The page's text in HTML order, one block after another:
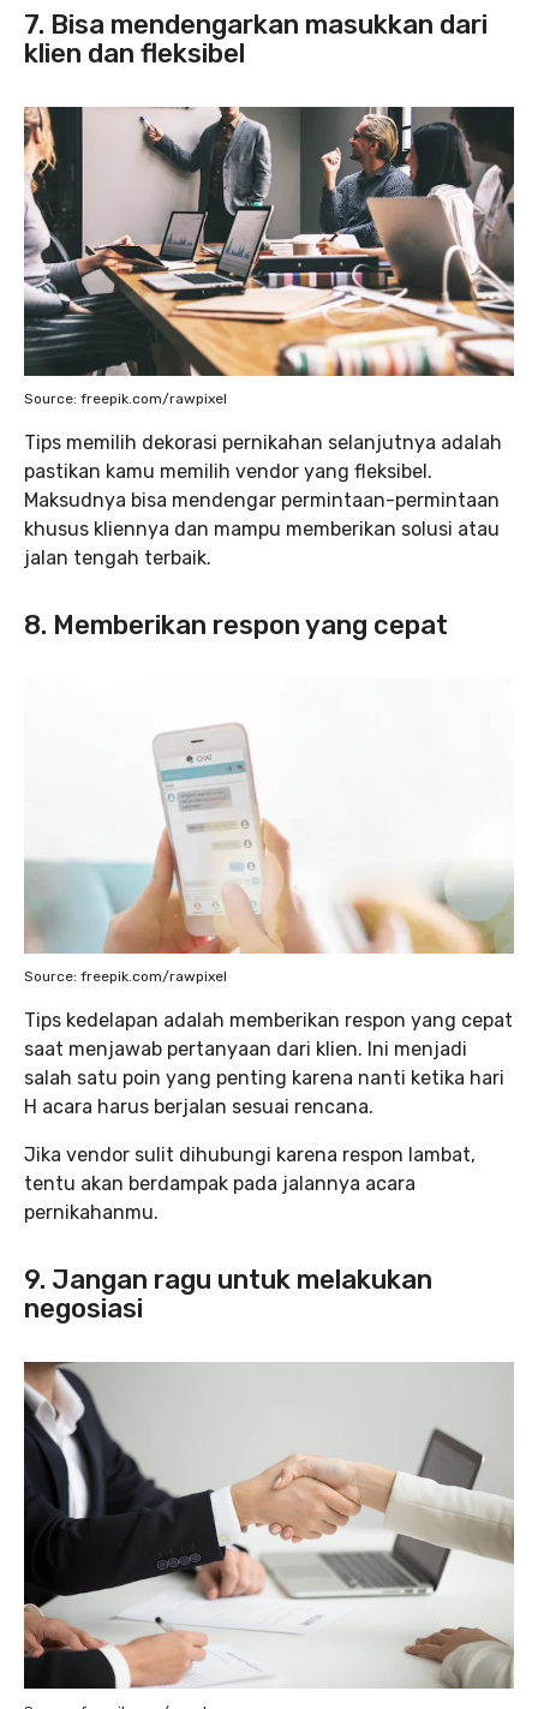
7. Bisa mendengarkan masukkan dari
klien dan fleksibel
Source: freepik.com/rawpixel
Tips memilih dekorasi pernikahan selanjutnya adalah
pastikan kamu memilih vendor yang fleksibel.
Maksudnya bisa mendengar permintaan-permintaan
khusus kliennya dan mampu memberikan solusi atau
jalan tengah terbaik.
8. Memberikan respon yang cepat
Source: freepik.com/rawpixel
Tips kedelapan adalah memberikan respon yang cepat
saat menjawab pertanyaan dari klien. Ini menjadi
salah satu poin yang penting karena nanti ketika hari
H acara harus berjalan sesuai rencana.
Jika vendor sulit dihubungi karena respon lambat,
tentu akan berdampak pada jalannya acara
pernikahanmu.
9. Jangan ragu untuk melakukan
negosiasi